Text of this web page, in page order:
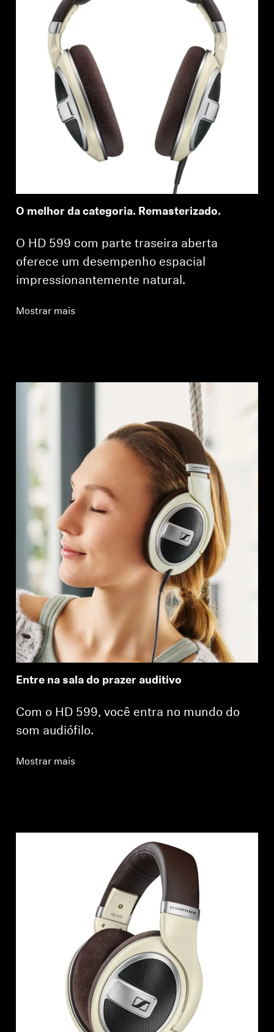
O melhor da categoria. Remasterizado.
O HD 599 com parte traseira aberta
oferece um desempenho espacial
impressionantemente natural.
Mostrar mais
Entre na sala do prazer auditivo
Com o HD 599, você entra no mundo do
som audiófilo.
Mostrar mais